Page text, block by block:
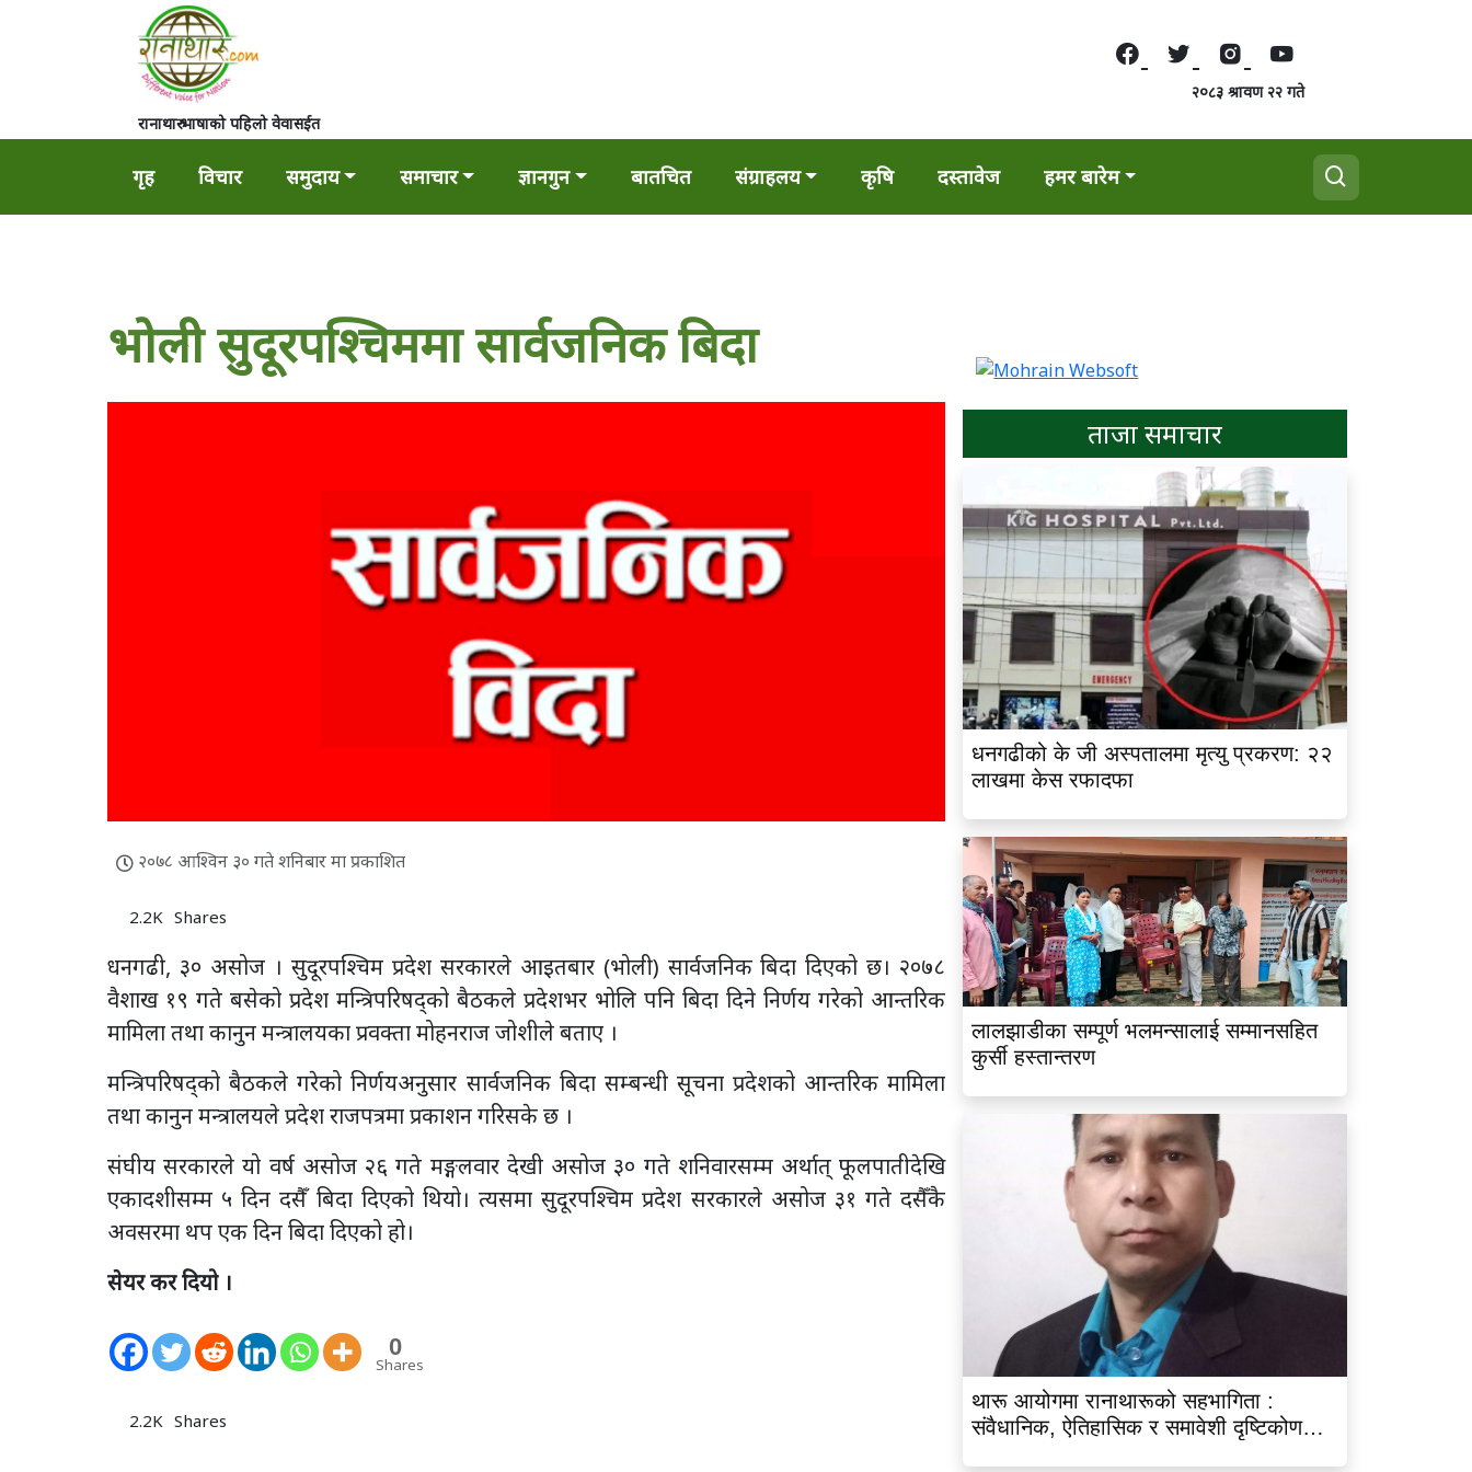
रानाथारु भाषाको पहिलो वेवासईत
२०८३ श्रावण २२ गते
गृह विचार समुदाय समाचार ज्ञानगुन बातचित संग्राहलय कृषि दस्तावेज हमर बारेम
भोली सुदूरपश्चिममा सार्वजनिक बिदा
२०७८ आश्विन ३० गते शनिबार मा प्रकाशित
2.2K Shares
धनगढी, ३० असोज । सुदूरपश्चिम प्रदेश सरकारले आइतबार (भोली) सार्वजनिक बिदा दिएको छ। २०७८
वैशाख १९ गते बसेको प्रदेश मन्त्रिपरिषद्को बैठकले प्रदेशभर भोलि पनि बिदा दिने निर्णय गरेको आन्तरिक
मामिला तथा कानुन मन्त्रालयका प्रवक्ता मोहनराज जोशीले बताए ।
मन्त्रिपरिषद्को बैठकले गरेको निर्णयअनुसार सार्वजनिक बिदा सम्बन्धी सूचना प्रदेशको आन्तरिक मामिला
तथा कानुन मन्त्रालयले प्रदेश राजपत्रमा प्रकाशन गरिसके छ ।
संघीय सरकारले यो वर्ष असोज २६ गते मङ्गलवार देखी असोज ३० गते शनिवारसम्म अर्थात् फूलपातीदेखि
एकादशीसम्म ५ दिन दसैँ बिदा दिएको थियो। त्यसमा सुदूरपश्चिम प्रदेश सरकारले असोज ३१ गते दसैँकै
अवसरमा थप एक दिन बिदा दिएको हो।
सेयर कर दियो ।
0
Shares
2.2K Shares
ताजा समाचार
धनगढीको के जी अस्पतालमा मृत्यु प्रकरण: २२
लाखमा केस रफादफा
लालझाडीका सम्पूर्ण भलमन्सालाई सम्मानसहित
कुर्सी हस्तान्तरण
थारू आयोगमा रानाथारूको सहभागिता :
संवैधानिक, ऐतिहासिक र समावेशी दृष्टिकोणबाट